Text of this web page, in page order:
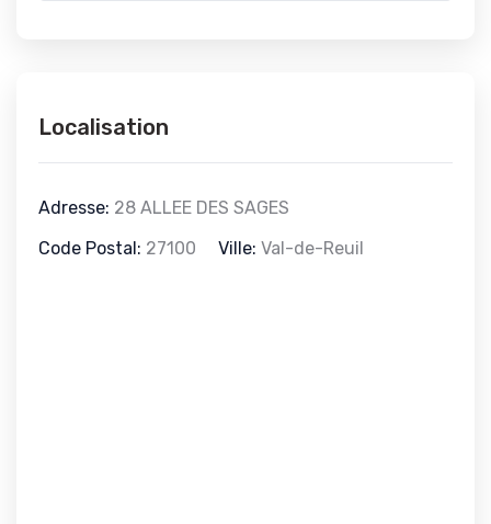
Localisation
Adresse: 28 ALLEE DES SAGES
Code Postal: 27100 Ville: Val-de-Reuil